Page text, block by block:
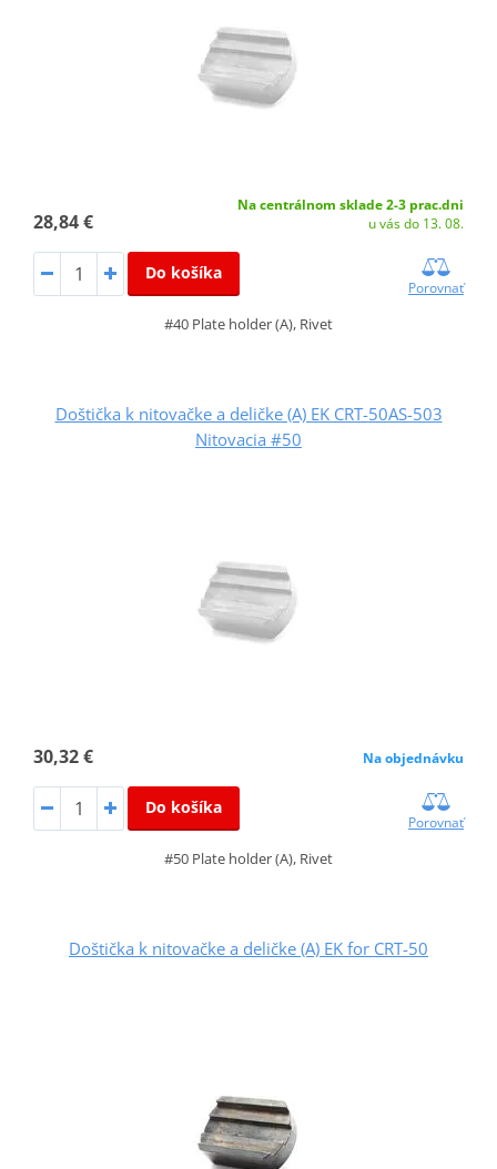
28,84 €
Na centrálnom sklade 2-3 prac.dni
u vás do 13. 08.
Do košíka
Porovnať
#40 Plate holder (A), Rivet
Doštička k nitovačke a deličke (A) EK CRT-50AS-503
Nitovacia #50
30,32 € Na objednávku
Do košíka
Porovnať
#50 Plate holder (A), Rivet
Doštička k nitovačke a deličke (A) EK for CRT-50